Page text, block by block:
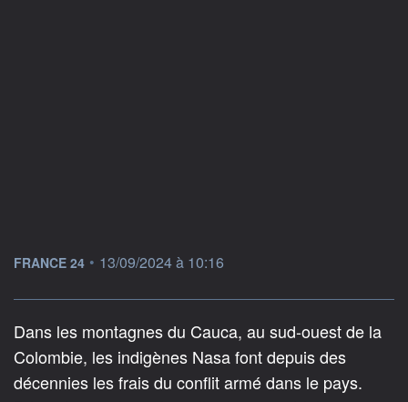
information fournie par
FRANCE 24 • 13/09/2024 à 10:16
Dans les montagnes du Cauca, au sud-ouest de la
Colombie, les indigènes Nasa font depuis des
décennies les frais du conflit armé dans le pays.